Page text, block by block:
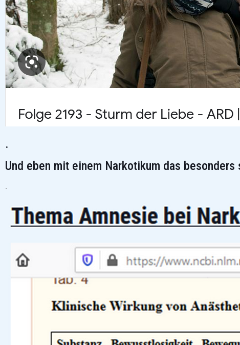
.
Und eben mit einem Narkotikum das
.